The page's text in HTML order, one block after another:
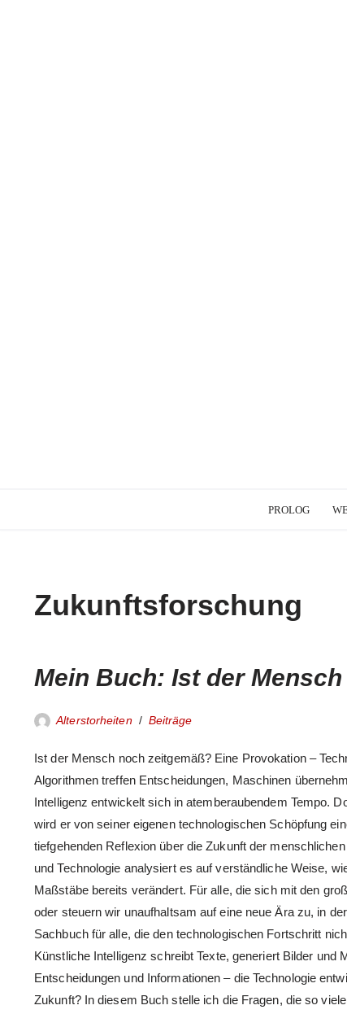
PROLOG
Zukunftsforschung
Mein Buch: Ist der
Alterstorheiten Beiträge
Ist der Mensch noch zeitgemäß? Eine Provokation –
Algorithmen treffen Entscheidungen, Maschinen
Intelligenz entwickelt sich in atemberaubendem Tempo.
wird er von seiner eigenen technologischen Schöpfung
tiefgehenden Reflexion über die Zukunft der
und Technologie analysiert es auf verständliche Weise,
Maßstäbe bereits verändert. Für alle, die sich mit den
oder steuern wir unaufhaltsam auf eine neue Ära zu, in
Sachbuch für alle, die den technologischen Fortschritt
Künstliche Intelligenz schreibt Texte, generiert Bilder
Entscheidungen und Informationen – die Technologie
Zukunft? In diesem Buch stelle ich die Fragen, die so